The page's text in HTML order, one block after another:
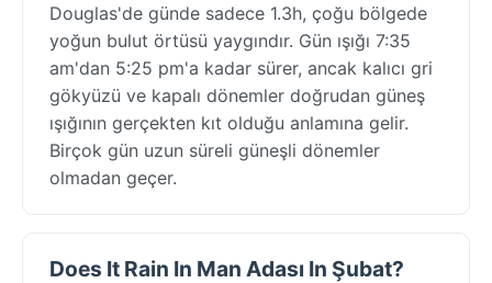
Douglas'de günde sadece 1.3h, çoğu bölgede
yoğun bulut örtüsü yaygındır. Gün ışığı 7:35
am'dan 5:25 pm'a kadar sürer, ancak kalıcı gri
gökyüzü ve kapalı dönemler doğrudan güneş
ışığının gerçekten kıt olduğu anlamına gelir.
Birçok gün uzun süreli güneşli dönemler
olmadan geçer.
Does It Rain In Man Adası In Şubat?